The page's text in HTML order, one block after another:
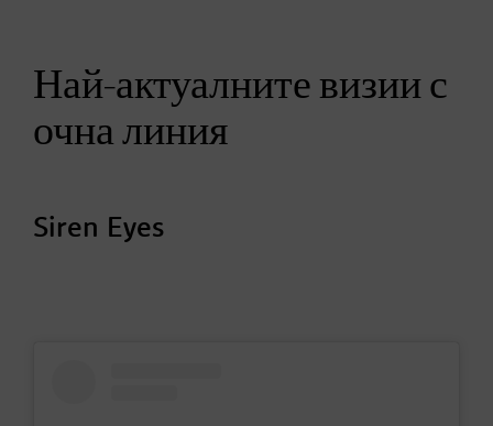
Най-актуалните визии с
очна линия
Siren Eyes